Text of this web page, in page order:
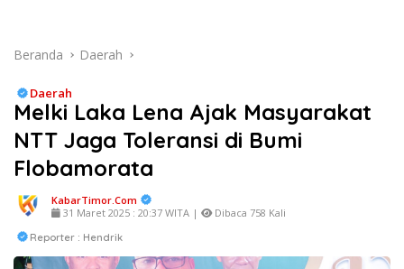
Beranda Daerah
Daerah
Melki Laka Lena Ajak Masyarakat
NTT Jaga Toleransi di Bumi
Flobamorata
KabarTimor.com
31 Maret 2025 : 20:37 WITA |
Dibaca 758 Kali
Reporter : Hendrik